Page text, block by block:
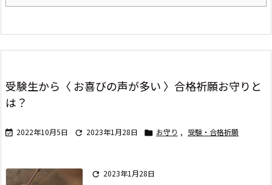
受験生から〈 お喜びの声が多い 〉合格祈願お守りと
は？
 2022年10月5日  2023年1月28日  お守り , 受験・合格祈願
 2023年1月28日